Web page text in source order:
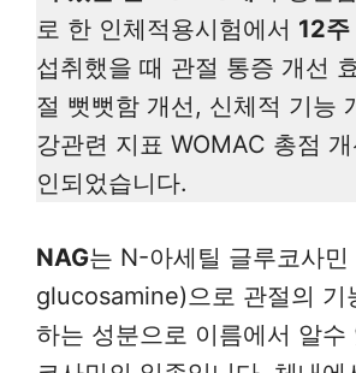
로 한 인체적용시험에서 12주
섭취했을 때 관절 통증 개선
절 뻣뻣함 개선, 신체적 기능
강관련 지표 WOMAC 총점
인되었습니다.
NAG는 N-아세틸 글루코사
glucosamine)으로 관절의 기
하는 성분으로 이름에서 알수